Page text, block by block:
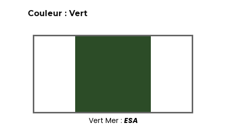
Couleur : Vert
Vert Mer : ESA